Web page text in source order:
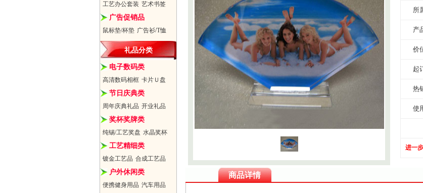
工艺办公套装 艺术书签
广告促销品
鼠标垫/杯垫 广告衫/T恤
礼品分类
电子数码类
高清数码相框 卡片Ｕ盘
节日庆典类
周年庆典礼品 开业礼品
奖杯奖牌类
纯锡/工艺奖盘 水晶奖杯
工艺精细类
镀金工艺品 合成工艺品
户外休闲类
便携健身用品 汽车用品
所
产
价
起
热
使
进一
商品详情